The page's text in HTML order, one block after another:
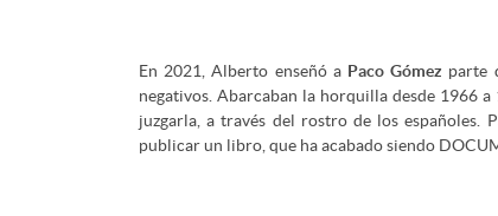
En 2021, Alberto enseñó a Paco Gómez parte
negativos. Abarcaban la horquilla desde 1966
juzgarla, a través del rostro de los españoles.
publicar un libro, que ha acabado siendo